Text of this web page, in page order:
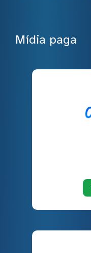
Mídia paga